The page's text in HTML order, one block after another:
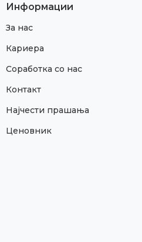
Информации
За нас
Кариера
Соработка со нас
Контакт
Најчести прашања
Ценовник